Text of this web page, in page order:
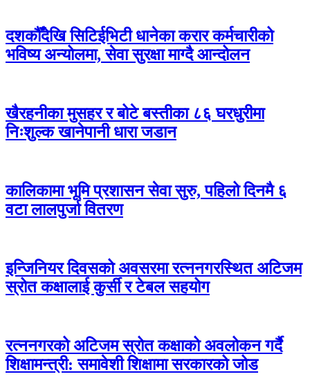
दशकौँदेखि सिटिईभिटी धानेका करार कर्मचारीको
भविष्य अन्योलमा, सेवा सुरक्षा माग्दै आन्दोलन
खैरहनीका मुसहर र बोटे बस्तीका ८६ घरधुरीमा
निःशुल्क खानेपानी धारा जडान
कालिकामा भूमि प्रशासन सेवा सुरु, पहिलो दिनमै ६
वटा लालपुर्जा वितरण
इन्जिनियर दिवसको अवसरमा रत्ननगरस्थित अटिजम
स्रोत कक्षालाई कुर्सी र टेबल सहयोग
रत्ननगरको अटिजम स्रोत कक्षाको अवलोकन गर्दै
शिक्षामन्त्री: समावेशी शिक्षामा सरकारको जोड